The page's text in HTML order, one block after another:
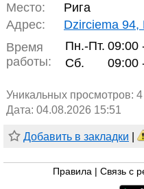
Место:
Рига
Адрес:
Dzirciema 94,
Время
работы:
Пн.-Пт. 09:00
Сб.
09:00
Уникальных просмотров: 4
Дата: 04.08.2026 15:51
Добавить в закладки
Правила Связь с